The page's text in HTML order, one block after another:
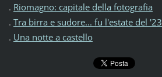
. Riomagno: capitale della fotografia
. Tra birra e sudore... fu l'estate del '23
. Una notte a castello